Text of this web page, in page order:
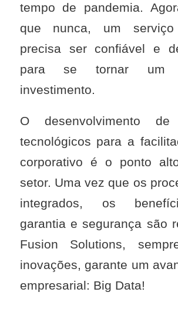
tempo de pandemia.
que nunca, um
precisa ser confiável e
para se tornar um
investimento.
O desenvolvimento de
tecnológicos para a
corporativo é o ponto
setor. Uma vez que os
integrados, os
garantia e segurança são
Fusion Solutions,
inovações, garante um
empresarial: Big Data!